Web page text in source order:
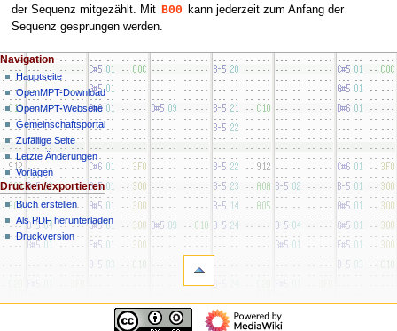
der Sequenz mitgezählt. Mit B00
kann jederzeit zum Anfang der
Sequenz gesprungen werden.
N
a
v
i
g
a
t
i
o
n
s
Seitenaktionen
Seite
Diskussion
Lesen
Bearbeiten
Versionsgeschichte
Meine Werkzeuge
Nicht
angemeldet
Diskussionsseite
Beiträge
Benutzerkonto
erstellen
Anmelden
Navigation
Hauptseite
OpenMPT-Download
OpenMPT-Webseite
Gemeinschafts­portal
Zufällige Seite
Letzte Änderungen
Vorlagen
Werkzeuge
Links
auf
diese
Seite
Drucken/­exportieren
Buch erstellen
Als PDF herunterladen
Druckversion
Navigation